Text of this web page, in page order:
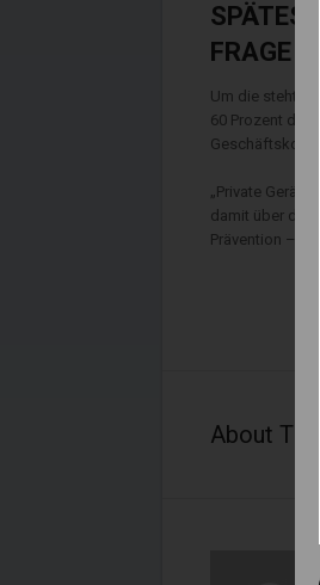
FRAGE
Um die steht
60 Prozent der
„Private
damit über die
Prävention –
About The